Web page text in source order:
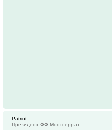
Patriot
Президент ФФ Монтсеррат